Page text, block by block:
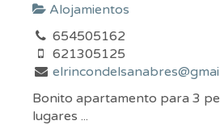
Alojamientos
654505162
621305125
Bonito apartamento para 3
lugares ...